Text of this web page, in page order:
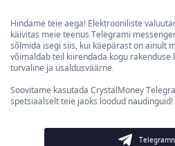
Hindame teie aega! Elektrooniliste
käivitas meie teenus Telegrami
sõlmida isegi siis, kui käepärast on ainult
võimaldab teil kiirendada kogu rakenduse
turvaline ja usaldusväärne.
Soovitame kasutada CrystalMoney
spetsiaalselt teie jaoks loodud naudinguid!